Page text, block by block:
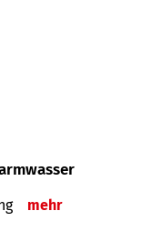
mehr